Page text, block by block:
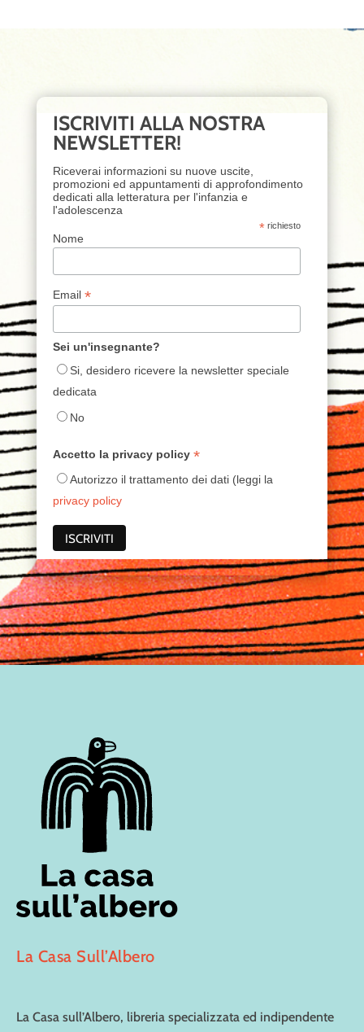
ISCRIVITI ALLA NOSTRA
NEWSLETTER!
Riceverai informazioni su nuove uscite,
promozioni ed appuntamenti di approfondimento
dedicati alla letteratura per l'infanzia e
l'adolescenza
* richiesto
Nome
Email *
Sei un'insegnante?
Si, desidero ricevere la newsletter speciale
dedicata
No
Accetto la privacy policy *
Autorizzo il trattamento dei dati (leggi la
privacy policy
La Casa Sull’Albero
La Casa sull’Albero, libreria specializzata ed indipendente